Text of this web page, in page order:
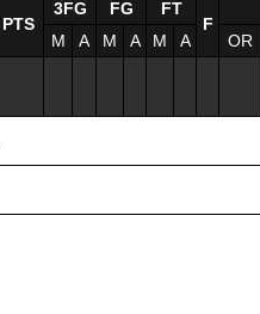
PTS
3FG FG
FT
F
M
A M A M A OR